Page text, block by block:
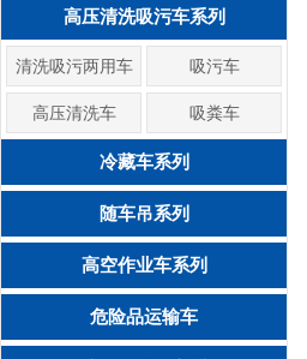
高压清洗吸污车系列
清洗吸污两用车 吸污车
高压清洗车 吸粪车
冷藏车系列
随车吊系列
高空作业车系列
危险品运输车